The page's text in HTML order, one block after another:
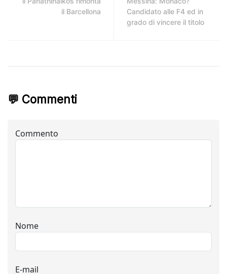
il Barcellona
Candidato alle F4 ed in
grado di vincere il titolo
💬 Commenti